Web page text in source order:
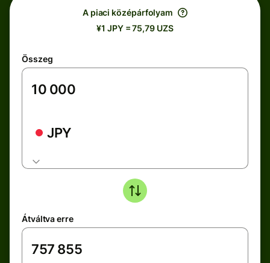
A piaci középárfolyam
¥1 JPY = 75,79 UZS
Összeg
JPY
Átváltva erre